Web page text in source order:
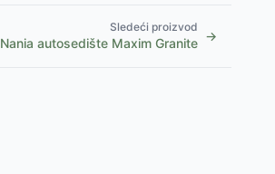
Sledeći proizvod
Nania autosedište Maxim Granite →